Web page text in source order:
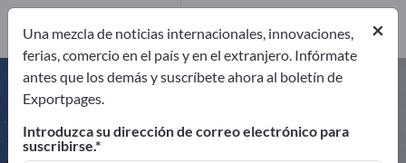
Puestos de ensamblaje –
encuentre fabricantes y
proveedores
Distribuidores
×
Una mezcla de noticias internacionales, innovaciones,
ferias, comercio en el país y en el extranjero. Infórmate
antes que los demás y suscríbete ahora al boletín de
Exportpages.
Introduzca su dirección de correo electrónico para
suscribirse.